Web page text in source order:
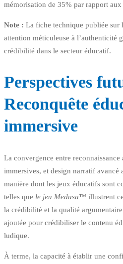
mémorisation de 35% par rapport
Note : La fiche technique publiée sur
attention méticuleuse à l’authenticité
crédibilité dans le secteur éducatif.
Perspectives
Reconquête
immersive
La convergence entre
immersives, et design narratif avancé
manière dont les jeux éducatifs sont
telles que le jeu Medusa™ illustrent
la crédibilité et la qualité
ajoutée pour crédibiliser le contenu
ludique.
À terme, la capacité à établir une